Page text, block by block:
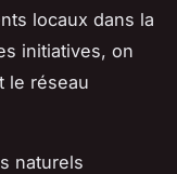
locaux dans la
initiatives, on
le réseau
naturels